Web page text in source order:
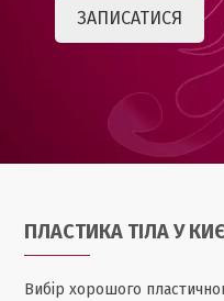
ПЛАСТИКА ТІЛА У
Вибір хорошого